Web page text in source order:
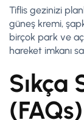
Tiflis gezinizi
güneş kremi,
birçok park ve
hareket imkanı
Sıkça
(FAQs)